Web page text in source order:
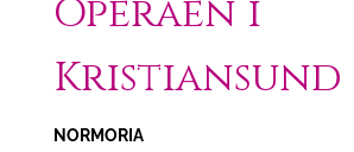
Operaen i
Kristiansund
NORMORIA